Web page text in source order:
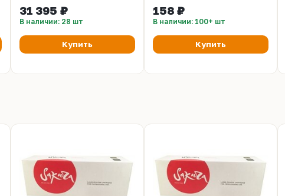
31 395 ₽
В наличии: 28 шт
Купить
картриджей )
158 ₽
В наличии: 100+ шт
Купить